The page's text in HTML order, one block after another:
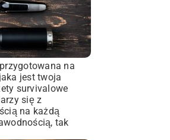
na
jest twoja
survivalowe
się z
na każdą
tak